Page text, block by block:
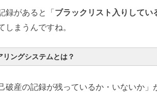
録があると「ブラックリスト入りしてい
しまうんですね。
ングシステムとは？
破産の記録が残っているか・いないか」